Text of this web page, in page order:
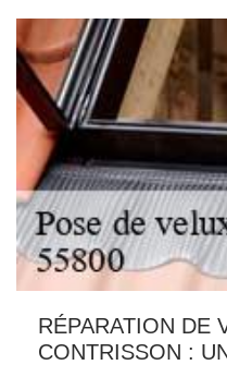
RÉPARATION DE
CONTRISSON :